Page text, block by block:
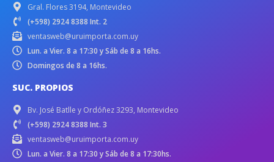
Gral. Flores 3194, Montevideo
(+598) 2924 8388 Int. 2
ventasweb@uruimporta.com.uy
Lun. a Vier. 8 a 17:30 y Sáb de 8 a 16hs.
Domingos de 8 a 16hs.
SUC. PROPIOS
Bv. José Batlle y Ordóñez 3293, Montevideo
(+598) 2924 8388 Int. 3
ventasweb@uruimporta.com.uy
Lun. a Vier. 8 a 17:30 y Sáb de 8 a 17:30hs.